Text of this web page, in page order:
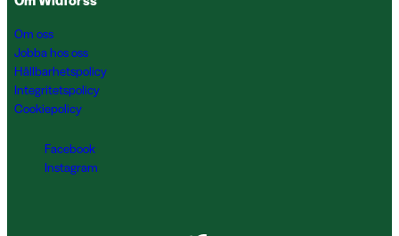
Om oss
Jobba hos oss
Hållbarhetspolicy
Integritetspolicy
Cookiepolicy
Facebook
Instagram